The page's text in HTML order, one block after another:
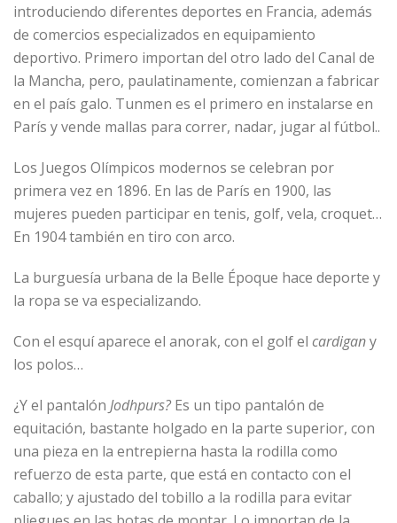
introduciendo diferentes deportes en Francia, además
de comercios especializados en equipamiento
deportivo. Primero importan del otro lado del Canal de
la Mancha, pero, paulatinamente, comienzan a fabricar
en el país galo. Tunmen es el primero en instalarse en
París y vende mallas para correr, nadar, jugar al fútbol..
Los Juegos Olímpicos modernos se celebran por
primera vez en 1896. En las de París en 1900, las
mujeres pueden participar en tenis, golf, vela, croquet…
En 1904 también en tiro con arco.
La burguesía urbana de la Belle Époque hace deporte y
la ropa se va especializando.
Con el esquí aparece el anorak, con el golf el cardigany
los polos…
¿Y el pantalón Jodhpurs?Es un tipo pantalón de
equitación, bastante holgado en la parte superior, con
una pieza en la entrepierna hasta la rodilla como
refuerzo de esta parte, que está en contacto con el
caballo; y ajustado del tobillo a la rodilla para evitar